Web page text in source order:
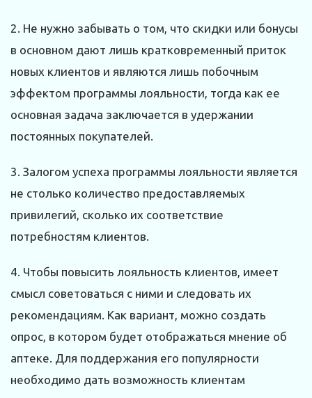
2. Не нужно забывать о том, что скидки или бонусы
в основном дают лишь кратковременный приток
новых клиентов и являются лишь побочным
эффектом программы лояльности, тогда как ее
основная задача заключается в удержании
постоянных покупателей.
3. Залогом успеха программы лояльности является
не столько количество предоставляемых
привилегий, сколько их соответствие
потребностям клиентов.
4. Чтобы повысить лояльность клиентов, имеет
смысл советоваться с ними и следовать их
рекомендациям. Как вариант, можно создать
опрос, в котором будет отображаться мнение об
аптеке. Для поддержания его популярности
необходимо дать возможность клиентам